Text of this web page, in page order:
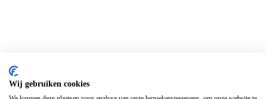
Wij gebruiken cookies